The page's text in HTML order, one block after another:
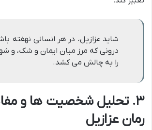
شاید عزازیل، در هر انسانی نهفته
درونی که مرز میان ایمان و شک، و
را به چالش می کشد.
۳. تحلیل شخصیت ها و
رمان عزازیل